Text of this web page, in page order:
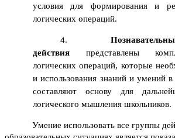
условия для формирования и
логических операций.
действия представлены
логических операций, которые
и использования знаний и умений
составляют основу для
логического мышления школьников.
Умение использовать все группы